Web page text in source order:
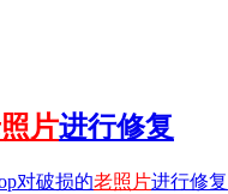
片进行修复
对破损的老照片进行修